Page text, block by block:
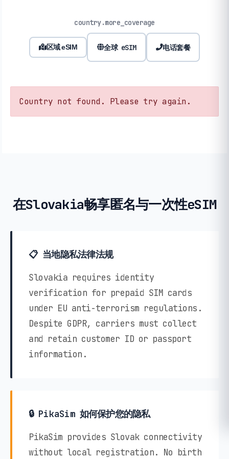
country.more_coverage
区域 eSIM 全球 eSIM 电话套餐
Country not found. Please try again.
在Slovakia畅享匿名与一次性eSIM
📋 当地隐私法律法规
Slovakia requires identity
verification for prepaid SIM cards
under EU anti-terrorism regulations.
Despite GDPR, carriers must collect
and retain customer ID or passport
information.
🔒 PikaSim 如何保护您的隐私
PikaSim provides Slovak connectivity
without local registration. No birth